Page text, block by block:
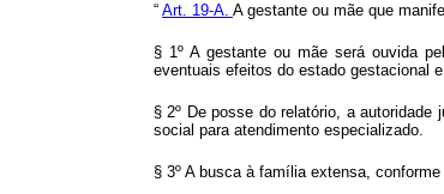
“ Art. 19-A. A gestante ou mãe que
§ 1º A gestante ou mãe será ouvida
eventuais efeitos do estado gestacional
§ 2º De posse do relatório, a
social para atendimento especializado.
§ 3º A busca à família extensa,